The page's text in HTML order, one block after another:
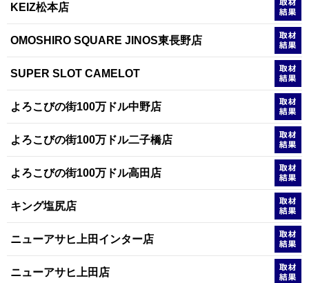
KEIZ松本店
OMOSHIRO SQUARE JINOS東長野店
SUPER SLOT CAMELOT
よろこびの街100万ドル中野店
よろこびの街100万ドル二子橋店
よろこびの街100万ドル高田店
キング塩尻店
ニューアサヒ上田インター店
ニューアサヒ上田店